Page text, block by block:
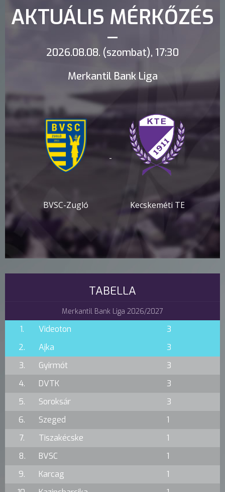
AKTUÁLIS MÉRKŐZÉS
2026.08.08. (szombat), 17:30
Merkantil Bank Liga
BVSC-Zugló
-
Kecskeméti TE
TABELLA
Merkantil Bank Liga 2026/2027
1. Videoton
3
2.
Ajka
3
3.
Gyirmót
3
4.
DVTK
3
5.
Soroksár
3
6.
Szeged
1
7.
Tiszakécske
1
8.
BVSC
1
9.
Karcag
1